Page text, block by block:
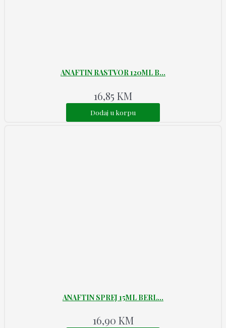
ANAFTIN RASTVOR 120ML B...
16,85 KM
Dodaj u korpu
ANAFTIN SPREJ 15ML BERL...
16,90 KM